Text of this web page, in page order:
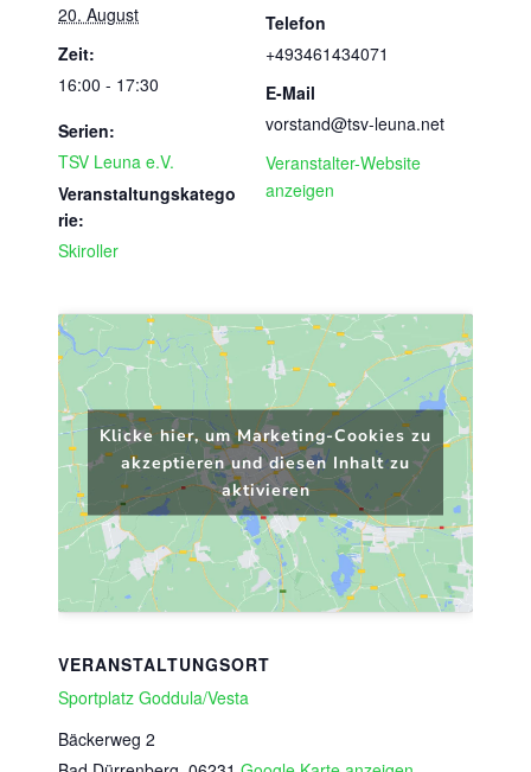
20. August
Zeit:
16:00 - 17:30
Serien:
TSV Leuna e.V.
Veranstaltungskatego
rie:
Skiroller
Telefon
+493461434071
E-Mail
vorstand@tsv-leuna.net
Veranstalter-Website
anzeigen
VERANSTALTUNGSORT
Sportplatz Goddula/Vesta
Bäckerweg 2
Klicke hier, um Marketing-Cookies zu
akzeptieren und diesen Inhalt zu
aktivieren